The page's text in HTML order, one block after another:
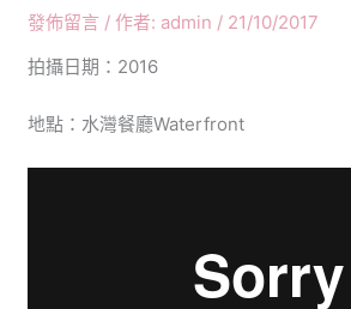
發佈留言 / 作者: admin / 21/10/2017
拍攝日期：2016
地點：水灣餐廳Waterfront